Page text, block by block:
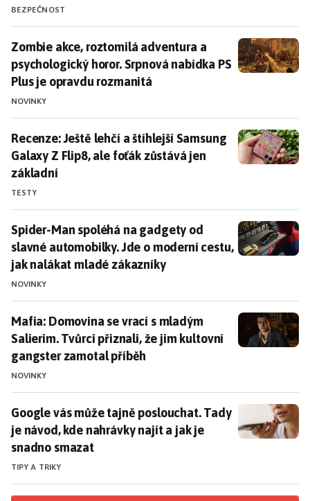
BEZPEČNOST
Zombie akce, roztomilá adventura a psychologický
Zombie akce, roztomilá adventura a
psychologický horor. Srpnová nabídka PS
Plus je opravdu rozmanitá
NOVINKY
Recenze: Ještě lehčí a štíhlejší Samsung Galaxy Z
Recenze: Ještě lehčí a štíhlejší Samsung
Galaxy Z Flip8, ale foťák zůstává jen
základní
TESTY
Spider-Man spoléhá na gadgety od slavné
Spider-Man spoléhá na gadgety od
slavné automobilky. Jde o moderní cestu,
jak nalákat mladé zákazníky
NOVINKY
Mafia: Domovina se vrací s mladým Salierim.
Mafia: Domovina se vrací s mladým
Salierim. Tvůrci přiznali, že jim kultovní
gangster zamotal příběh
NOVINKY
Google vás může tajně poslouchat. Tady je návod,
Google vás může tajně poslouchat. Tady
je návod, kde nahrávky najít a jak je
snadno smazat
TIPY A TRIKY